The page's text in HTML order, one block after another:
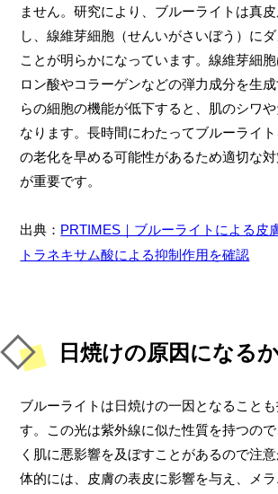
ません。研究により、ブルーライトは真
し、線維芽細胞（せんいがさいぼう）に
ことが明らかになっています。線維芽細
ロン酸やコラーゲンなどの弾力成分を生
らの細胞の機能が低下すると、肌のシワ
なります。長時間にわたってブルーライ
の老化を早める可能性があるため適切な
が重要です。
出典： PRTIMES｜ブルーライトによる皮
トラネキサム酸による抑制作用を確認
日焼けの原因になる
ブルーライトは日焼けの一因となること
す。この光は紫外線に似た性質を持つの
く肌に悪影響を及ぼすことがあるので注
体的には、皮膚の表皮に影響を与え、メ